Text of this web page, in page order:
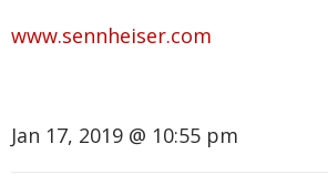
www.sennheiser.com
Jan 17, 2019 @ 10:55 pm